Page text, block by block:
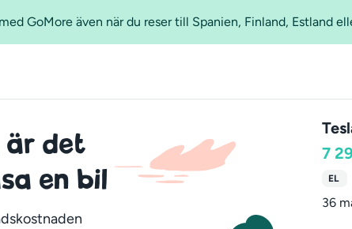
GoMore även när du reser till Spanien, Finland, Estland
är det
en bil
7
EL
36